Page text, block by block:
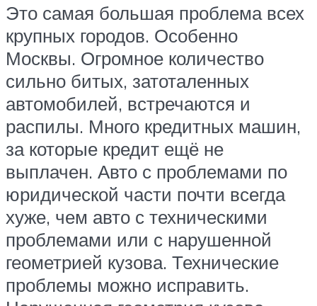
Это самая большая проблема всех
крупных городов. Особенно
Москвы. Огромное количество
сильно битых, затоталенных
автомобилей, встречаются и
распилы. Много кредитных машин,
за которые кредит ещё не
выплачен. Авто с проблемами по
юридической части почти всегда
хуже, чем авто с техническими
проблемами или с нарушенной
геометрией кузова. Технические
проблемы можно исправить.